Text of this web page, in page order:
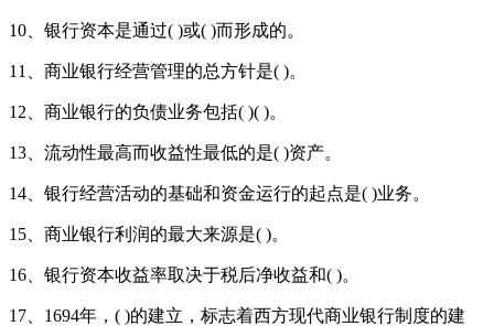
10、银行资本是通过( )或( )而形成的。
11、商业银行经营管理的总方针是( )。
12、商业银行的负债业务包括( )( )。
13、流动性最高而收益性最低的是( )资产。
14、银行经营活动的基础和资金运行的起点是( )业务。
15、商业银行利润的最大来源是( )。
16、银行资本收益率取决于税后净收益和( )。
17、1694年，( )的建立，标志着西方现代商业银行制度的建